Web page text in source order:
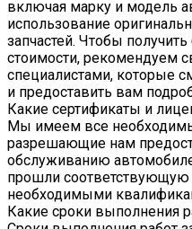
включая марку и модель
использование
запчастей. Чтобы
стоимости, рекомендуем
специалистами, которые
и предоставить вам
Какие сертификаты и
Мы имеем все
разрешающие нам
обслуживанию
прошли соответствующую
необходимыми
Какие сроки выполнения